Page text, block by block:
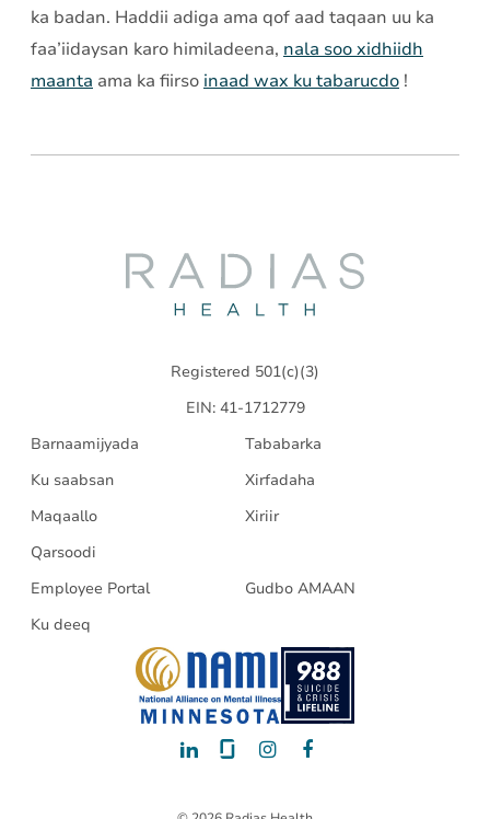
ka badan. Haddii adiga ama qof aad taqaan uu ka
faa’iidaysan karo himiladeena, nala soo xidhiidh
maanta ama ka fiirso inaad wax ku tabarucdo !
Registered 501(c)(3)
EIN: 41-1712779
Barnaamijyada
Tababarka
Ku saabsan
Xirfadaha
Maqaallo
Xiriir
Qarsoodi
Employee Portal
Gudbo AMAAN
Ku deeq